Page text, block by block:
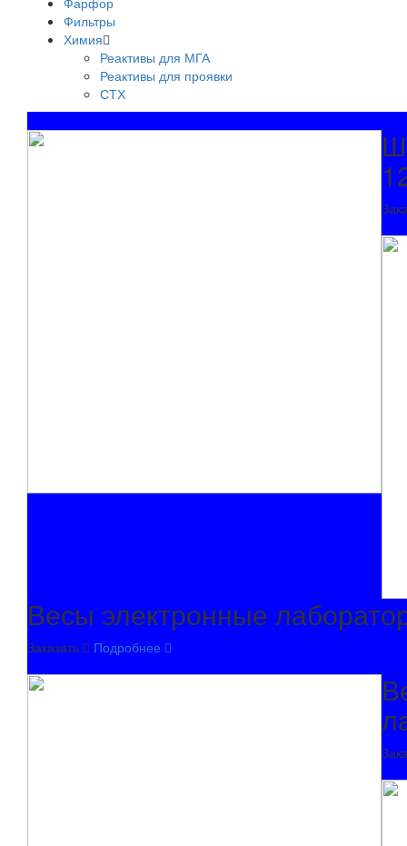
Фильтры
Химия
Реактивы для МГА
Реактивы для проявки
СТХ
Весы электронные
Заказать Подробнее